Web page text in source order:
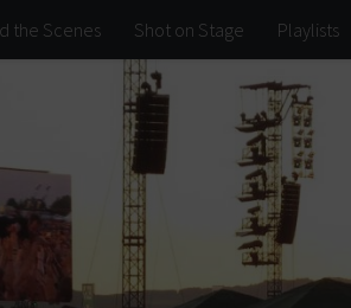
the Scenes Shot on Stage Playlists